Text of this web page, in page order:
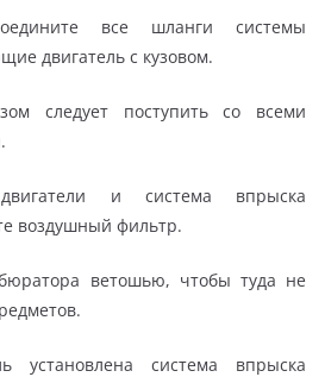
все шланги системы
двигатель с кузовом.
следует поступить со всеми
и система впрыска
воздушный фильтр.
ветошью, чтобы туда не
установлена система впрыска